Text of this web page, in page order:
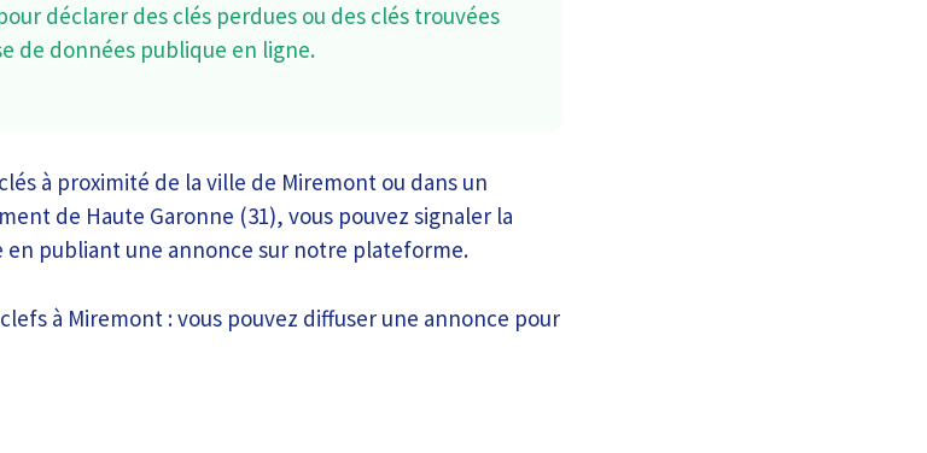
déclarer des clés perdues ou des clés trouvées
de données publique en ligne.
à proximité de la ville de Miremont ou dans un
de Haute Garonne (31), vous pouvez signaler la
en publiant une annonce sur notre plateforme.
à Miremont : vous pouvez diffuser une annonce pour